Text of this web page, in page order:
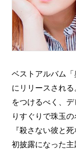
ベストアルバム「
にリリースされ
をつけるべく、
りすぐりで珠玉
『殺さない彼と
初披露になった主